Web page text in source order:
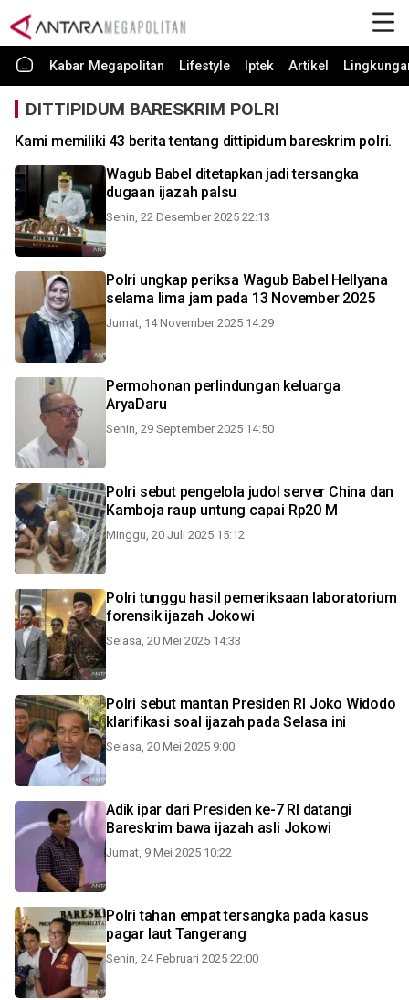
Kabar Megapolitan Lifestyle Iptek Artikel
DITTIPIDUM BARESKRIM POLRI
Kami memiliki 43 berita tentang dittipidum bareskrim polri.
Wagub Babel ditetapkan jadi tersangka
dugaan ijazah palsu
Senin, 22 Desember 2025 22:13
Polri ungkap periksa Wagub Babel Hellyana
selama lima jam pada 13 November 2025
Jumat, 14 November 2025 14:29
Permohonan perlindungan keluarga
AryaDaru
Senin, 29 September 2025 14:50
Polri sebut pengelola judol server China dan
Kamboja raup untung capai Rp20 M
Minggu, 20 Juli 2025 15:12
Polri tunggu hasil pemeriksaan laboratorium
forensik ijazah Jokowi
Selasa, 20 Mei 2025 14:33
Polri sebut mantan Presiden RI Joko Widodo
klarifikasi soal ijazah pada Selasa ini
Selasa, 20 Mei 2025 9:00
Adik ipar dari Presiden ke-7 RI datangi
Bareskrim bawa ijazah asli Jokowi
Jumat, 9 Mei 2025 10:22
Polri tahan empat tersangka pada kasus
pagar laut Tangerang
Senin, 24 Februari 2025 22:00